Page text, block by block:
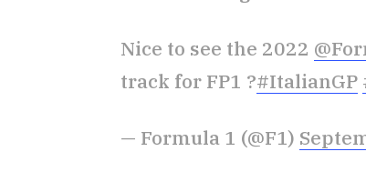
Nice to see the 2022
track for FP1 ?#ItalianGP
— Formula 1 (@F1)